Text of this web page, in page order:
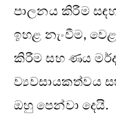
පාලනය කිරීම
ඉහළ නැංවීම,
කිරීම සහ ණය
ව්‍යවසායකත්වය
ඔහු පෙන්වා දෙයි.